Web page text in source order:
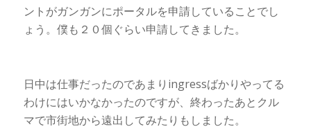
ントがガンガンにポータルを申請していることでし
ょう。僕も２０個ぐらい申請してきました。
日中は仕事だったのであまりingressばかりやってる
わけにはいかなかったのですが、終わったあとクル
マで市街地から遠出してみたりもしました。